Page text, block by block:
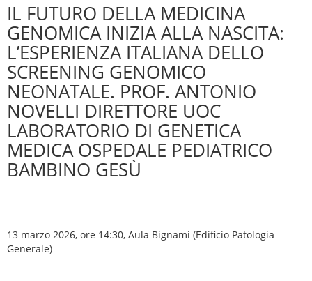
IL FUTURO DELLA MEDICINA
GENOMICA INIZIA ALLA NASCITA:
L’ESPERIENZA ITALIANA DELLO
SCREENING GENOMICO
NEONATALE. PROF. ANTONIO
NOVELLI DIRETTORE UOC
LABORATORIO DI GENETICA
MEDICA OSPEDALE PEDIATRICO
BAMBINO GESÙ
13 marzo 2026, ore 14:30, Aula Bignami (Edificio Patologia
Generale)